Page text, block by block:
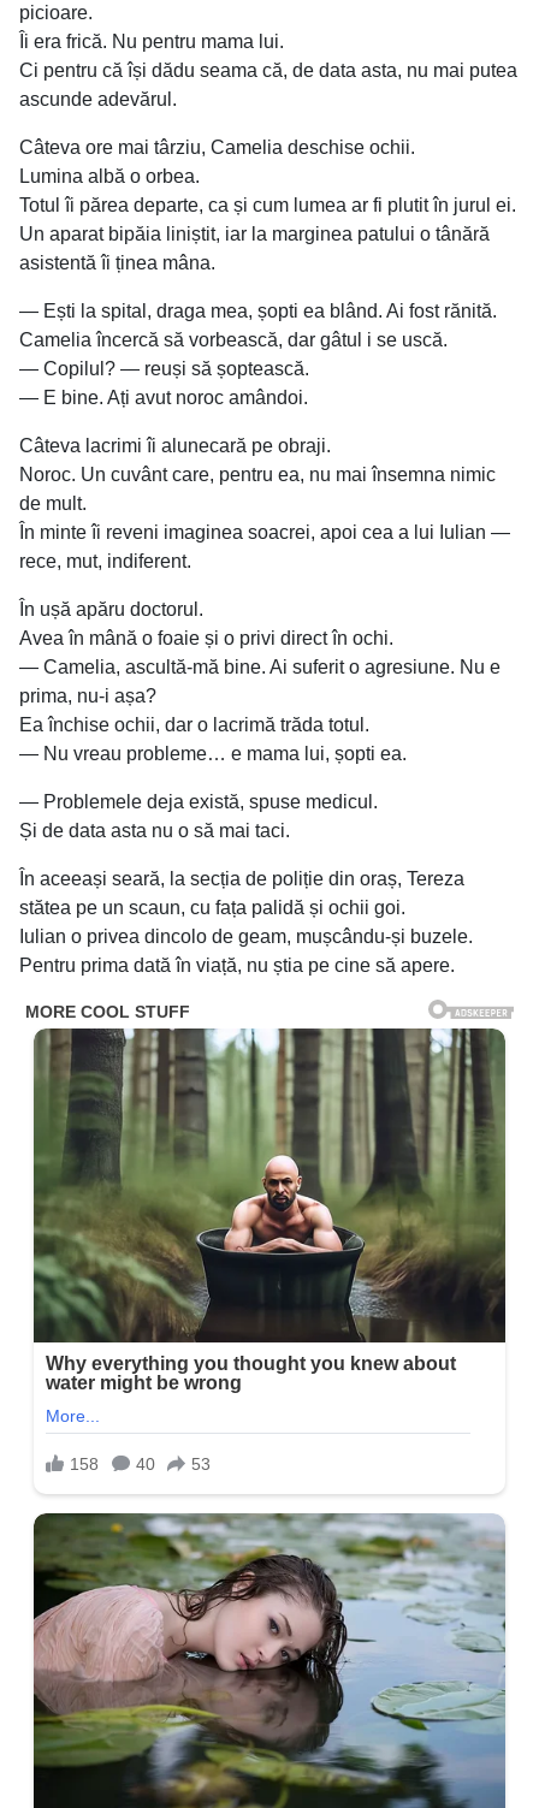
picioare.
Îi era frică. Nu pentru mama lui.
Ci pentru că își dădu seama că, de data asta, nu mai putea
ascunde adevărul.
Câteva ore mai târziu, Camelia deschise ochii.
Lumina albă o orbea.
Totul îi părea departe, ca și cum lumea ar fi plutit în jurul ei.
Un aparat bipăia liniștit, iar la marginea patului o tânără
asistentă îi ținea mâna.
— Ești la spital, draga mea, șopti ea blând. Ai fost rănită.
Camelia încercă să vorbească, dar gâtul i se uscă.
— Copilul? — reuși să șoptească.
— E bine. Ați avut noroc amândoi.
Câteva lacrimi îi alunecară pe obraji.
Noroc. Un cuvânt care, pentru ea, nu mai însemna nimic
de mult.
În minte îi reveni imaginea soacrei, apoi cea a lui Iulian —
rece, mut, indiferent.
În ușă apăru doctorul.
Avea în mână o foaie și o privi direct în ochi.
— Camelia, ascultă-mă bine. Ai suferit o agresiune. Nu e
prima, nu-i așa?
Ea închise ochii, dar o lacrimă trăda totul.
— Nu vreau probleme… e mama lui, șopti ea.
— Problemele deja există, spuse medicul.
Și de data asta nu o să mai taci.
În aceeași seară, la secția de poliție din oraș, Tereza
stătea pe un scaun, cu fața palidă și ochii goi.
Iulian o privea dincolo de geam, mușcându-și buzele.
Pentru prima dată în viață, nu știa pe cine să apere.